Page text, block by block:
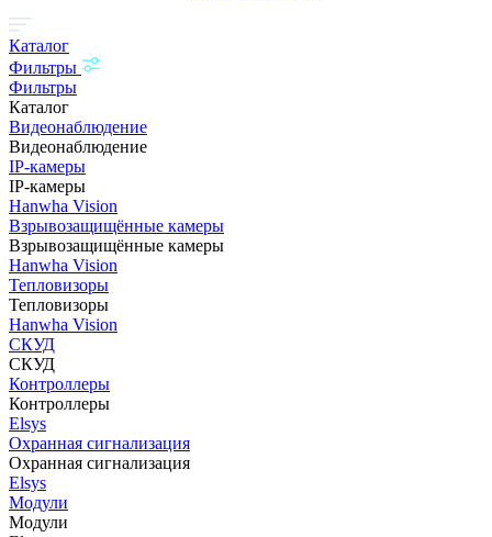
Каталог
Фильтры
Фильтры
Каталог
Видеонаблюдение
Видеонаблюдение
IP-камеры
IP-камеры
Hanwha Vision
Взрывозащищённые камеры
Взрывозащищённые камеры
Hanwha Vision
Тепловизоры
Тепловизоры
Hanwha Vision
СКУД
СКУД
Контроллеры
Контроллеры
Elsys
Охранная сигнализация
Охранная сигнализация
Elsys
Модули
Модули